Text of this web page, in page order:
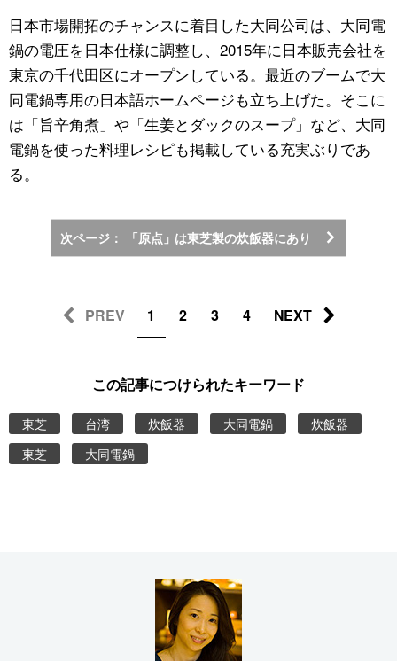
日本市場開拓のチャンスに着目した大同公司は、大同電
鍋の電圧を日本仕様に調整し、2015年に日本販売会社を
東京の千代田区にオープンしている。最近のブームで大
同電鍋専用の日本語ホームページも立ち上げた。そこに
は「旨辛角煮」や「生姜とダックのスープ」など、大同
電鍋を使った料理レシピも掲載している充実ぶりであ
る。
次ページ： 「原点」は東芝製の炊飯器にあり
PREV 1 2 3 4 NEXT
この記事につけられたキーワード
東芝 台湾 炊飯器 大同電鍋
炊飯器
東芝
大同電鍋